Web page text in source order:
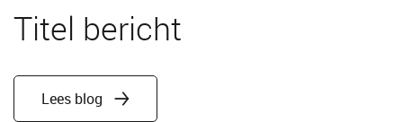
Titel bericht
Lees blog